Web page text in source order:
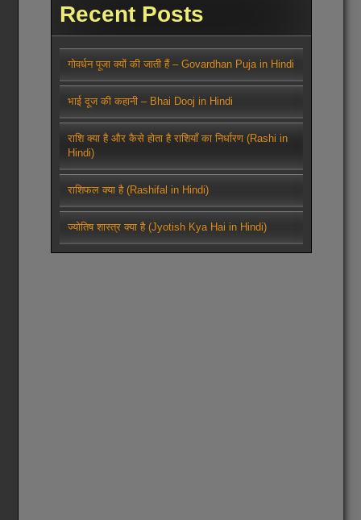
Recent Posts
गोवर्धन पूजा क्यों की जाती हैं – Govardhan Puja in Hindi
भाई दूज की कहानी – Bhai Dooj in Hindi
राशि क्या है और कैसे होता है राशियाँ का निर्धारण (Rashi in
Hindi)
राशिफल क्या है (Rashifal in Hindi)
ज्योतिष शास्त्र क्या है (Jyotish Kya Hai in Hindi)